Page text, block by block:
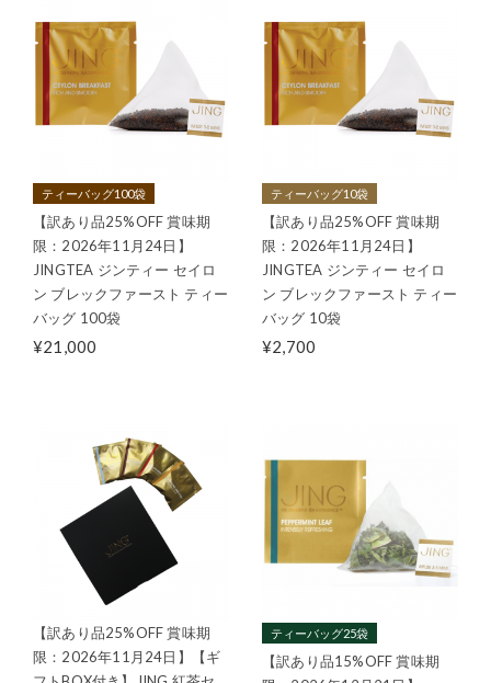
ティーバッグ100袋
【訳あり品25%OFF 賞味期
限：2026年11月24日】
JINGTEA ジンティー セイロ
ン ブレックファースト ティー
バッグ 100袋
¥21,000
ティーバッグ10袋
【訳あり品25%OFF 賞味期
限：2026年11月24日】
JINGTEA ジンティー セイロ
ン ブレックファースト ティー
バッグ 10袋
¥2,700
【訳あり品25%OFF 賞味期
限：2026年11月24日】【ギ
ティーバッグ25袋
【訳あり品15%OFF 賞味期